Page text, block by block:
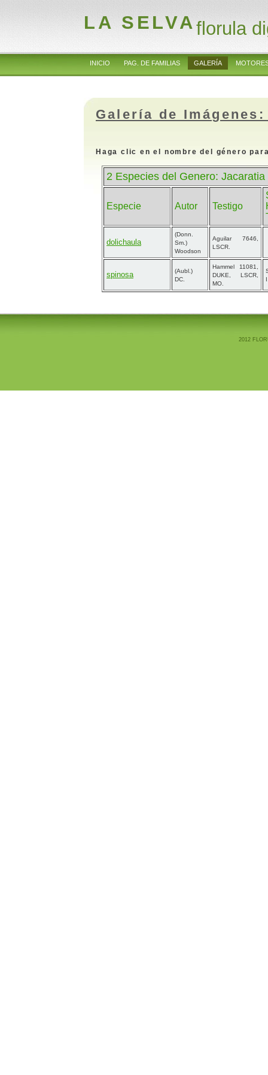
LA SELVAflorula
INICIO PAG. DE FAMILIAS GALERÍA
Galería de
Haga clic en el nombre del género
2 Especies del Genero:
Especie Autor Testigo
dolichaula
(Donn.
Sm.)
Woodson
Aguilar 7646,
LSCR.
spinosa
(Aubl.)
DC.
Hammel 11081,
DUKE, LSCR,
MO.
2012